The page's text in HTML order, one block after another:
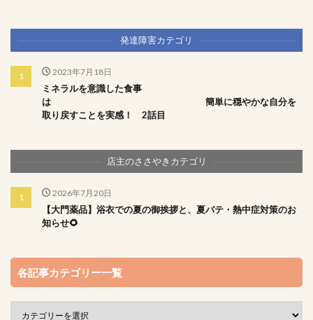
発達障害カテゴリ
2023年7月18日
ミネラルを意識した食事
は 簡単に穏やかな自分を
取り戻すことを実感！ 2話目
店主のささやきカテゴリ
2026年7月20日
【大門薬品】浴衣での夏の御挨拶と、夏バテ・熱中症対策のお
知らせ🌻
各記事カテゴリー一覧